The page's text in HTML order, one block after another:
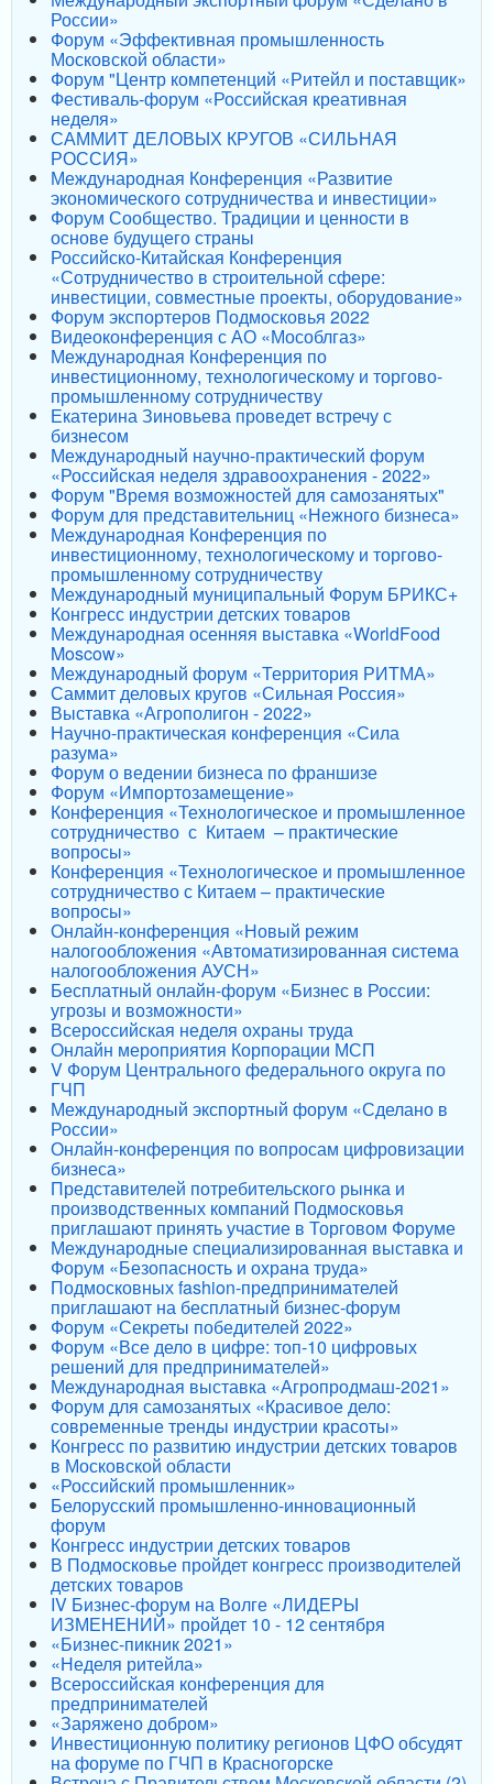
России»
Форум «Эффективная промышленность
Московской области»
Форум "Центр компетенций «Ритейл и поставщик»
Фестиваль-форум «Российская креативная
неделя»
САММИТ ДЕЛОВЫХ КРУГОВ «СИЛЬНАЯ
РОССИЯ»
Международная Конференция «Развитие
экономического сотрудничества и инвестиции»
Форум Сообщество. Традиции и ценности в
основе будущего страны
Российско-Китайская Конференция
«Сотрудничество в строительной сфере:
инвестиции, совместные проекты, оборудование»
Форум экспортеров Подмосковья 2022
Видеоконференция с АО «Мособлгаз»
Международная Конференция по
инвестиционному, технологическому и торгово-
промышленному сотрудничеству
Екатерина Зиновьева проведет встречу с
бизнесом
Международный научно-практический форум
«Российская неделя здравоохранения - 2022»
Форум "Время возможностей для самозанятых"
Форум для представительниц «Нежного бизнеса»
Международная Конференция по
инвестиционному, технологическому и торгово-
промышленному сотрудничеству
Международный муниципальный Форум БРИКС+
Конгресс индустрии детских товаров
Международная осенняя выставка «WorldFood
Moscow»
Международный форум «Территория РИТМА»
Саммит деловых кругов «Сильная Россия»
Выставка «Агрополигон - 2022»
Научно-практическая конференция «Сила
разума»
Форум о ведении бизнеса по франшизе
Форум «Импортозамещение»
Конференция «Технологическое и промышленное
сотрудничество с Китаем – практические
вопросы»
Конференция «Технологическое и промышленное
сотрудничество с Китаем – практические
вопросы»
Онлайн-конференция «Новый режим
налогообложения «Автоматизированная система
налогообложения АУСН»
Бесплатный онлайн-форум «Бизнес в России:
угрозы и возможности»
Всероссийская неделя охраны труда
Онлайн мероприятия Корпорации МСП
V Форум Центрального федерального округа по
ГЧП
Международный экспортный форум «Сделано в
России»
Онлайн-конференция по вопросам цифровизации
бизнеса»
Представителей потребительского рынка и
производственных компаний Подмосковья
приглашают принять участие в Торговом Форуме
Международные специализированная выставка и
Форум «Безопасность и охрана труда»
Подмосковных fashion-предпринимателей
приглашают на бесплатный бизнес-форум
Форум «Секреты победителей 2022»
Форум «Все дело в цифре: топ-10 цифровых
решений для предпринимателей»
Международная выставка «Агропродмаш-2021»
Форум для самозанятых «Красивое дело:
современные тренды индустрии красоты»
Конгресс по развитию индустрии детских товаров
в Московской области
«Российский промышленник»
Белорусский промышленно-инновационный
форум
Конгресс индустрии детских товаров
В Подмосковье пройдет конгресс производителей
детских товаров
IV Бизнес-форум на Волге «ЛИДЕРЫ
ИЗМЕНЕНИЙ» пройдет 10 - 12 сентября
«Бизнес-пикник 2021»
«Неделя ритейла»
Всероссийская конференция для
предпринимателей
«Заряжено добром»
Инвестиционную политику регионов ЦФО обсудят
на форуме по ГЧП в Красногорске